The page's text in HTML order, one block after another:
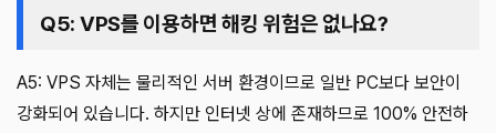
Q5: VPS를 이용하면 해킹 위험은 없나요?
A5: VPS 자체는 물리적인 서버 환경이므로 일반 PC보다 보안이
강화되어 있습니다. 하지만 인터넷 상에 존재하므로 100% 안전하